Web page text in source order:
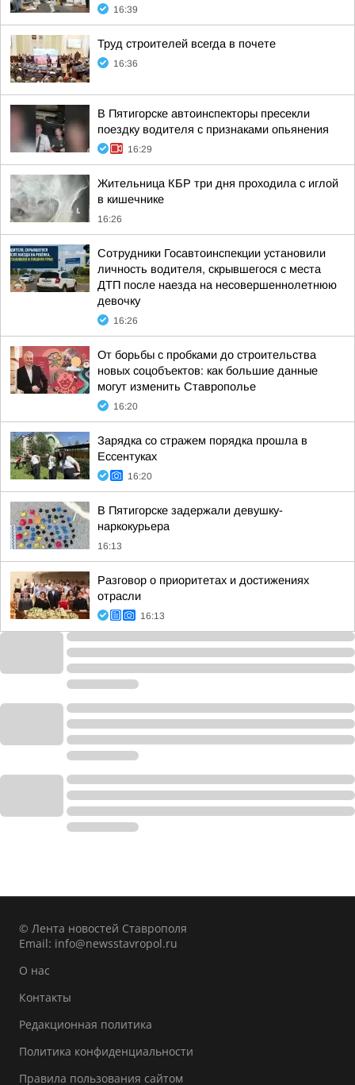
16:39
Труд строителей всегда в почете
16:36
В Пятигорске автоинспекторы пресекли
поездку водителя с признаками опьянения
16:29
Жительница КБР три дня проходила с иглой
в кишечнике
16:26
Сотрудники Госавтоинспекции установили
личность водителя, скрывшегося с места
ДТП после наезда на несовершеннолетнюю
девочку
16:26
От борьбы с пробками до строительства
новых соцобъектов: как большие данные
могут изменить Ставрополье
16:20
Зарядка со стражем порядка прошла в
Ессентуках
16:20
В Пятигорске задержали девушку-
наркокурьера
16:13
Разговор о приоритетах и достижениях
отрасли
16:13
© Лента новостей Ставрополя
Email: info@newsstavropol.ru
О нас
Контакты
Редакционная политика
Политика конфиденциальности
Правила пользования сайтом